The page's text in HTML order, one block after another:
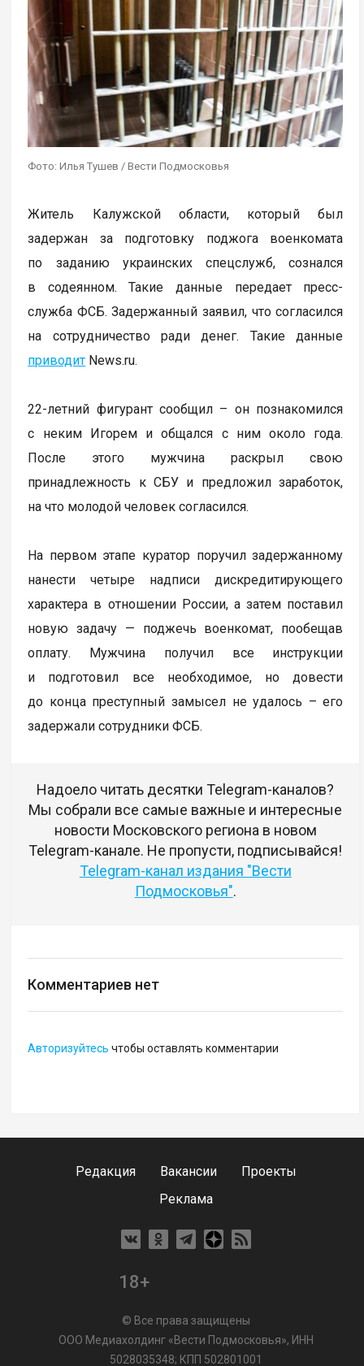
Фото: Илья Тушев / Вести Подмосковья
Житель Калужской области, который был
задержан за подготовку поджога военкомата
по заданию украинских спецслужб, сознался
в содеянном. Такие данные передает пресс-
служба ФСБ. Задержанный заявил, что согласился
на сотрудничество ради денег. Такие данные
приводит News.ru.
22-летний фигурант сообщил – он познакомился
с неким Игорем и общался с ним около года.
После этого мужчина раскрыл свою
принадлежность к СБУ и предложил заработок,
на что молодой человек согласился.
На первом этапе куратор поручил задержанному
нанести четыре надписи дискредитирующего
характера в отношении России, а затем поставил
новую задачу — поджечь военкомат, пообещав
оплату. Мужчина получил все инструкции
и подготовил все необходимое, но довести
до конца преступный замысел не удалось – его
задержали сотрудники ФСБ.
Надоело читать десятки Telegram-каналов?
Мы собрали все самые важные и интересные
новости Московского региона в новом
Telegram-канале. Не пропусти, подписывайся!
Telegram-канал издания "Вести
Подмосковья".
Комментариев нет
Авторизуйтесь чтобы оставлять комментарии
Редакция Вакансии
Проекты
Реклама
18+
© Все права защищены
ООО Медиахолдинг «Вести Подмосковья», ИНН
5028035348; КПП 502801001